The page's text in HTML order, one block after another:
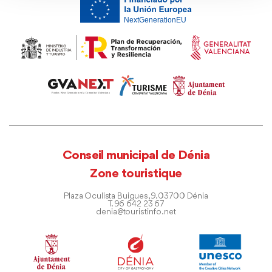
Conseil municipal de Dénia
Zone touristique
Plaza Oculista Buigues, 9. 03700 Dénia
T. 96 642 23 67
denia@touristinfo.net